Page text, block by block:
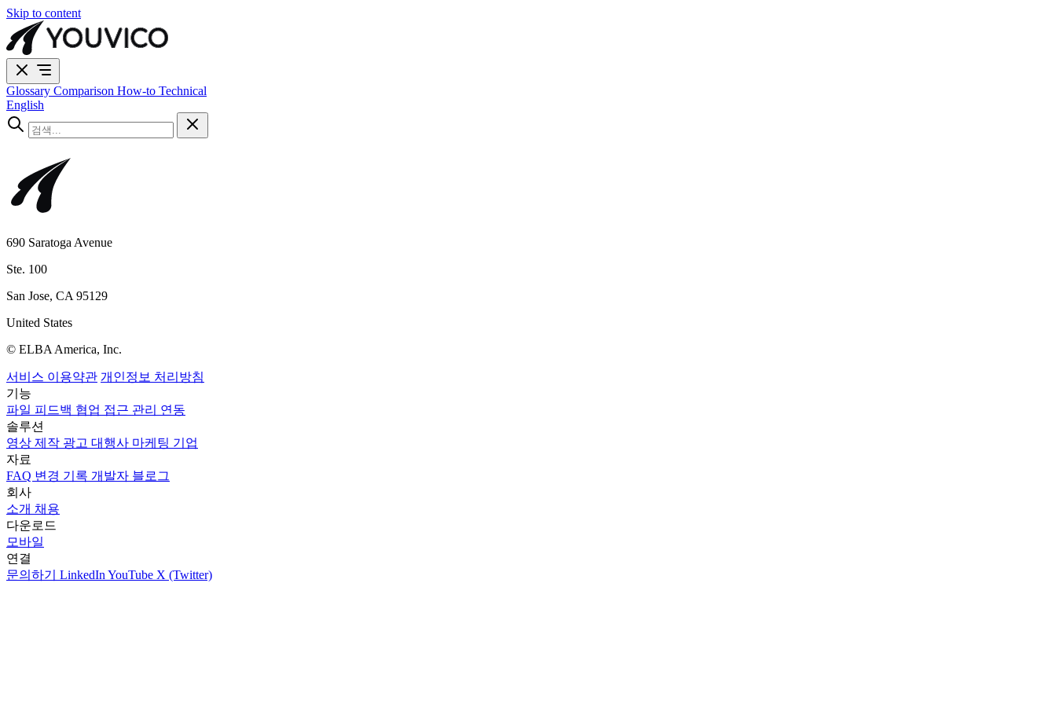
Skip to content
Glossary Comparison How-to Technical
English
690 Saratoga Avenue
Ste. 100
San Jose, CA 95129
United States
© ELBA America, Inc.
서비스 이용약관 개인정보 처리방침
기능
파일 피드백 협업 접근 관리 연동
솔루션
영상 제작 광고 대행사 마케팅 기업
자료
FAQ 변경 기록 개발자 블로그
회사
소개 채용
다운로드
모바일
연결
문의하기 LinkedIn YouTube X (Twitter)